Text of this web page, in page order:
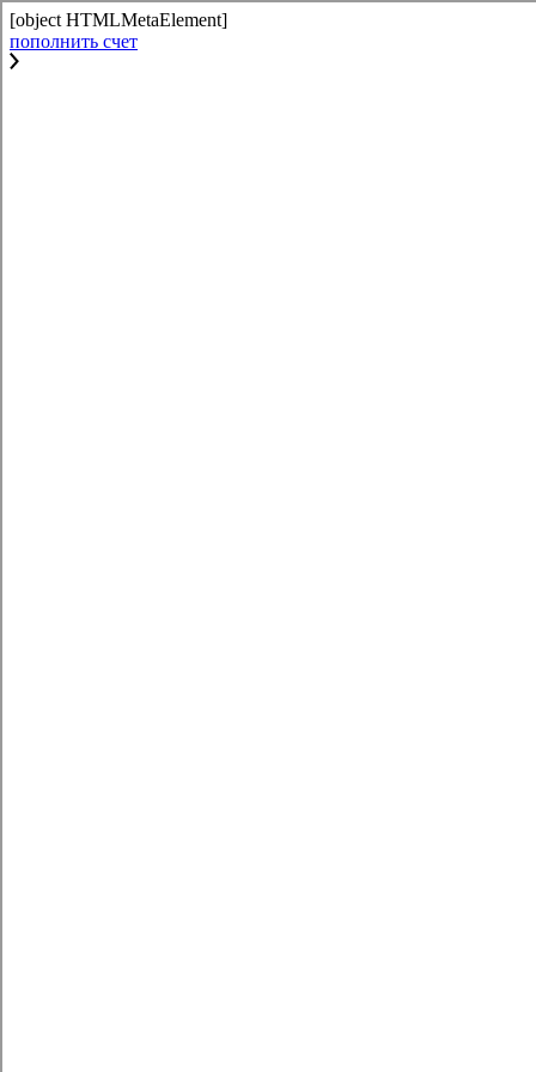
[object HTMLMetaElement]
пополнить счет